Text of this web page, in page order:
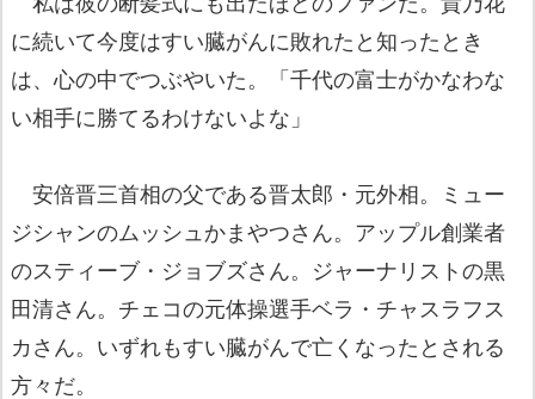
に続いて今度はすい臓がんに敗れたと知ったとき
は、心の中でつぶやいた。「千代の富士がかなわな
い相手に勝てるわけないよな」
安倍晋三首相の父である晋太郎・元外相。ミュー
ジシャンのムッシュかまやつさん。アップル創業者
のスティーブ・ジョブズさん。ジャーナリストの黒
田清さん。チェコの元体操選手ベラ・チャスラフス
カさん。いずれもすい臓がんで亡くなったとされる
方々だ。